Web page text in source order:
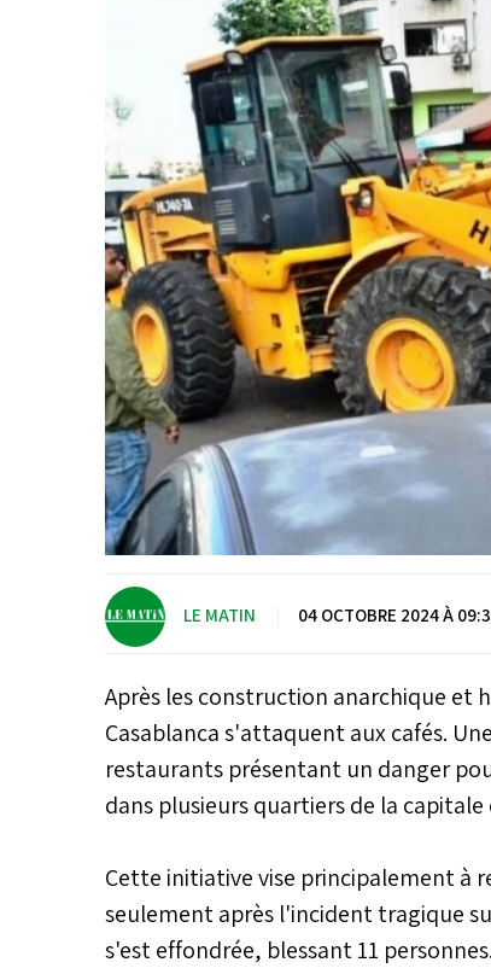
LE MATIN 04 OCTOBRE 2024 À
Après les construction anarchique et
Casablanca s'attaquent aux cafés.
restaurants présentant un danger
dans plusieurs quartiers de la
Cette initiative vise principalement à
seulement après l'incident tragique
s'est effondrée, blessant 11 personnes.